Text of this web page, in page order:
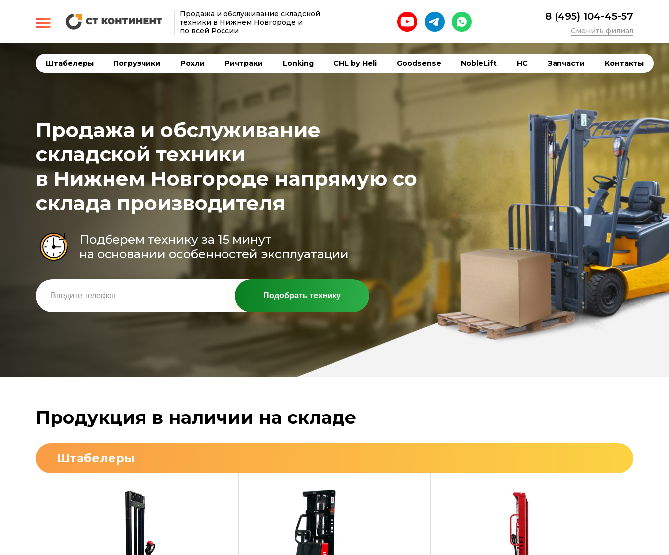
Продажа и обслуживание складской
техники в Нижнем Новгороде и
по всей России
8 (495) 104-45-57
Сменить филиал
Штабелеры Погрузчики Рохли Ричтраки Lonking CHL by Heli Goodsense NobleLift HC Запчасти Контакты
Продажа и обслуживание
складской техники
в Нижнем Новгороде напрямую со
склада производителя
Подберем технику за 15 минут
на основании особенностей эксплуатации
Подобрать технику
Продукция в наличии на складе
Штабелеры